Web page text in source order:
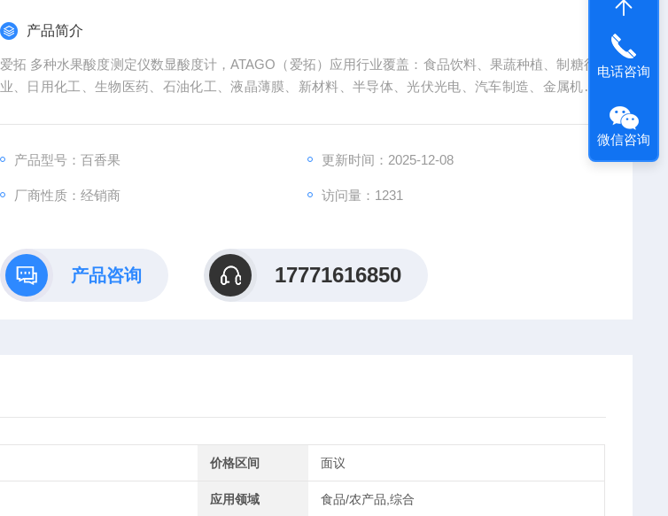
产品简介
爱拓 多种水果酸度测定仪数显酸度计，ATAGO（爱拓）应用行业覆盖：食品饮料、果蔬种植、制糖行
业、日用化工、生物医药、石油化工、液晶薄膜、新材料、半导体、光伏光电、汽车制造、金属机械
产品型号：百香果 更新时间：2025-12-08
厂商性质：经销商 访问量：1231
产品咨询 17771616850
价格区间 面议
应用领域 食品/农产品,综合
电话咨询
微信咨询